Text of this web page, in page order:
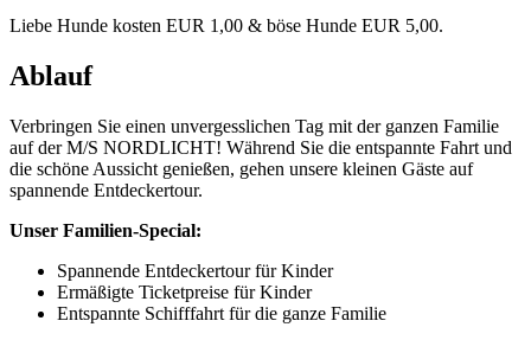
Liebe Hunde kosten EUR 1,00 & böse Hunde EUR 5,00.
Ablauf
Verbringen Sie einen unvergesslichen Tag mit der ganzen Familie
auf der M/S NORDLICHT! Während Sie die entspannte Fahrt und
die schöne Aussicht genießen, gehen unsere kleinen Gäste auf
spannende Entdeckertour.
Unser Familien-Special:
Spannende Entdeckertour für Kinder
Ermäßigte Ticketpreise für Kinder
Entspannte Schifffahrt für die ganze Familie